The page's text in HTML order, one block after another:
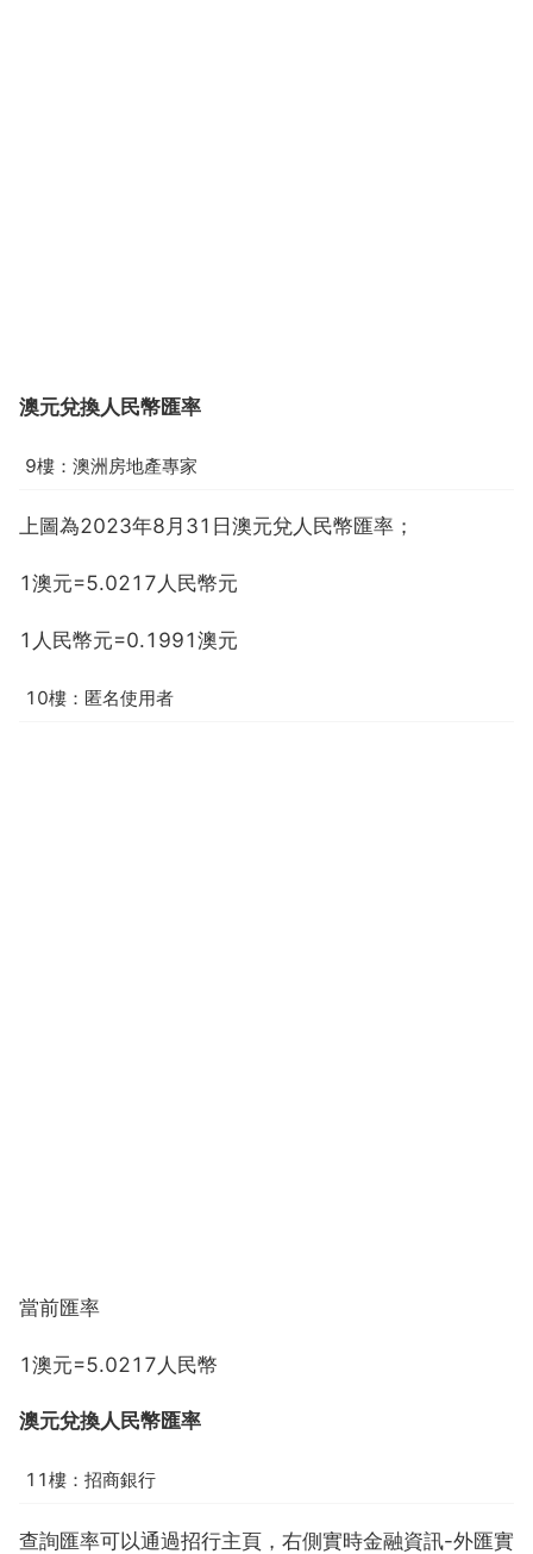
澳元兌換人民幣匯率
9樓：澳洲房地產專家
上圖為2023年8月31日澳元兌人民幣匯率；
1澳元=5.0217人民幣元
1人民幣元=0.1991澳元
10樓：匿名使用者
當前匯率
1澳元=5.0217人民幣
澳元兌換人民幣匯率
11樓：招商銀行
查詢匯率可以通過招行主頁，右側實時金融資訊-外匯實